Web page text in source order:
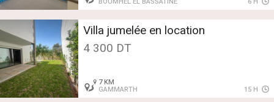
BOUMHEL EL BASSATINE
6 H
Villa jumelée en location
4 300 DT
7 KM
GAMMARTH
15 H